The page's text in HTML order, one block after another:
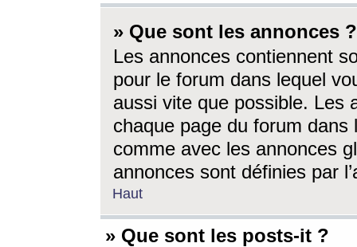
» Que sont les annonces ?
Les annonces contiennent
pour le forum dans lequel
aussi vite que possible. Les
chaque page du forum dans
comme avec les annonces
annonces sont définies par
Haut
» Que sont les posts-it ?